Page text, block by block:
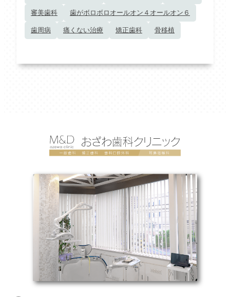
審美歯科 歯がボロボロオールオン４オールオン６
歯周病 痛くない治療 矯正歯科 骨移植